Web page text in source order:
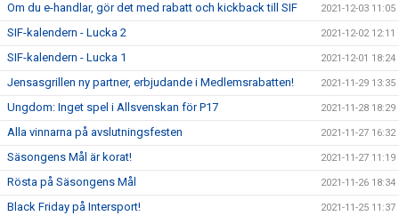
Om du e-handlar, gör det med rabatt och kickback till SIF 2021-12-03 11:05
SIF-kalendern - Lucka 2 2021-12-02 12:11
SIF-kalendern - Lucka 1 2021-12-01 18:24
Jensasgrillen ny partner, erbjudande i Medlemsrabatten! 2021-11-29 13:35
Ungdom: Inget spel i Allsvenskan för P17 2021-11-28 18:29
Alla vinnarna på avslutningsfesten 2021-11-27 16:32
Säsongens Mål är korat! 2021-11-27 11:19
Rösta på Säsongens Mål 2021-11-26 18:34
Black Friday på Intersport! 2021-11-25 11:37